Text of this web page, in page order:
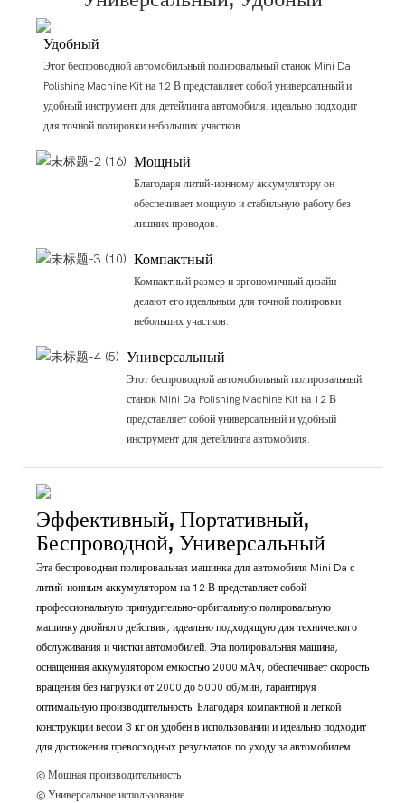
Удобный
Этот беспроводной автомобильный полировальный станок Mini Da
Polishing Machine Kit на 12 В представляет собой универсальный и
удобный инструмент для детейлинга автомобиля. идеально подходит
для точной полировки небольших участков.
Мощный
Благодаря литий-ионному аккумулятору он
обеспечивает мощную и стабильную работу без
лишних проводов.
Компактный
Компактный размер и эргономичный дизайн
делают его идеальным для точной полировки
небольших участков.
Универсальный
Этот беспроводной автомобильный полировальный
станок Mini Da Polishing Machine Kit на 12 В
представляет собой универсальный и удобный
инструмент для детейлинга автомобиля.
Эффективный, Портативный,
Беспроводной, Универсальный
Эта беспроводная полировальная машинка для автомобиля Mini Da с
литий-ионным аккумулятором на 12 В представляет собой
профессиональную принудительно-орбитальную полировальную
машинку двойного действия, идеально подходящую для технического
обслуживания и чистки автомобилей. Эта полировальная машина,
оснащенная аккумулятором емкостью 2000 мАч, обеспечивает скорость
вращения без нагрузки от 2000 до 5000 об/мин, гарантируя
оптимальную производительность. Благодаря компактной и легкой
конструкции весом 3 кг он удобен в использовании и идеально подходит
для достижения превосходных результатов по уходу за автомобилем.
◎ Мощная производительность
◎ Универсальное использование